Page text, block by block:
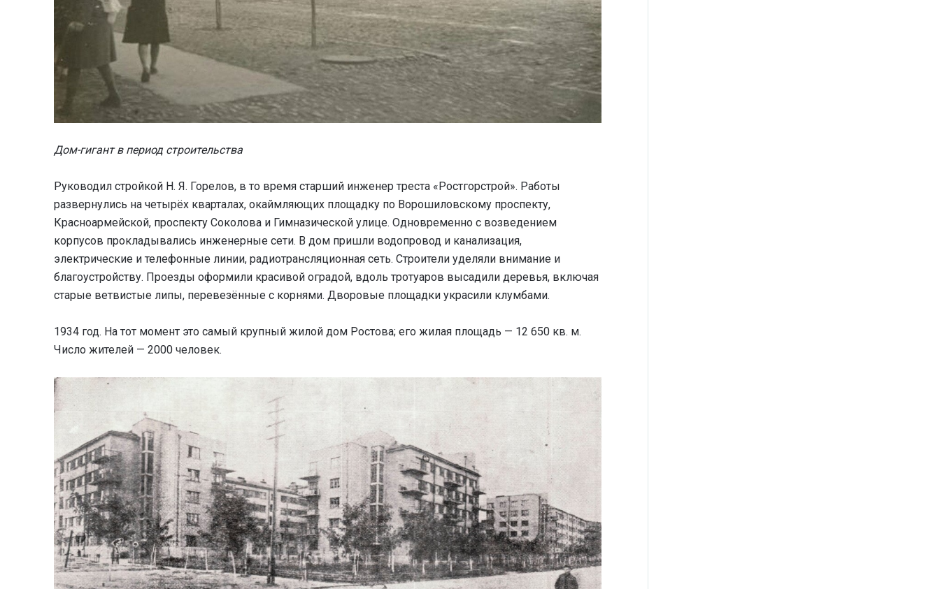
Дом-гигант в период строительства
Руководил стройкой Н. Я. Горелов, в то время старший инженер треста «Ростгорстрой». Работы
развернулись на четырёх кварталах, окаймляющих площадку по Ворошиловскому проспекту,
Красноармейской, проспекту Соколова и Гимназической улице. Одновременно с возведением
корпусов прокладывались инженерные сети. В дом пришли водопровод и канализация,
электрические и телефонные линии, радиотрансляционная сеть. Строители уделяли внимание и
благоустройству. Проезды оформили красивой оградой, вдоль тротуаров высадили деревья, включая
старые ветвистые липы, перевезённые с корнями. Дворовые площадки украсили клумбами.
1934 год. На тот момент это самый крупный жилой дом Ростова; его жилая площадь — 12 650 кв. м.
Число жителей — 2000 человек.